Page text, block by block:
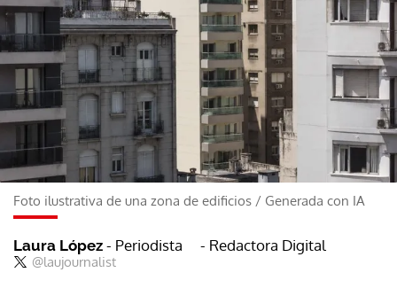
Foto ilustrativa de una zona de edificios / Generada con IA
Laura López - Periodista
@laujournalist
- Redactora Digital